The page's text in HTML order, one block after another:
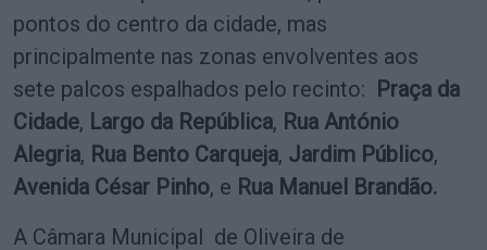
pontos do centro da cidade, mas
principalmente nas zonas envolventes aos
sete palcos espalhados pelo recinto:
Praça da
Cidade, Largo da República, Rua António
Alegria, Rua Bento Carqueja, Jardim Público,
Avenida César Pinho, e Rua Manuel Brandão.
A Câmara Municipal de Oliveira de